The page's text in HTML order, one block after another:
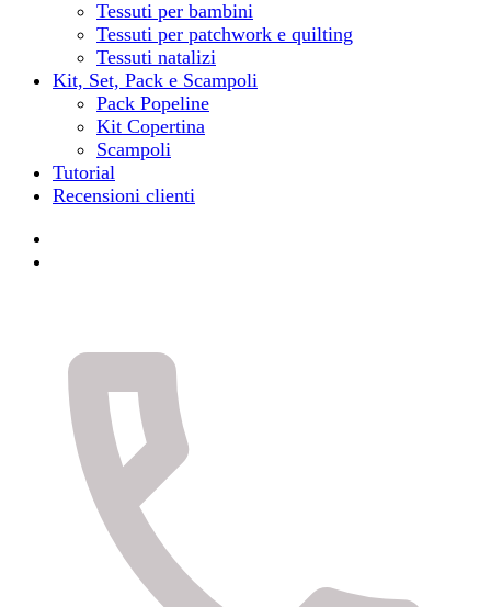
Tessuti per bambini
Tessuti per patchwork e quilting
Tessuti natalizi
Kit, Set, Pack e Scampoli
Pack Popeline
Kit Copertina
Scampoli
Tutorial
Recensioni clienti